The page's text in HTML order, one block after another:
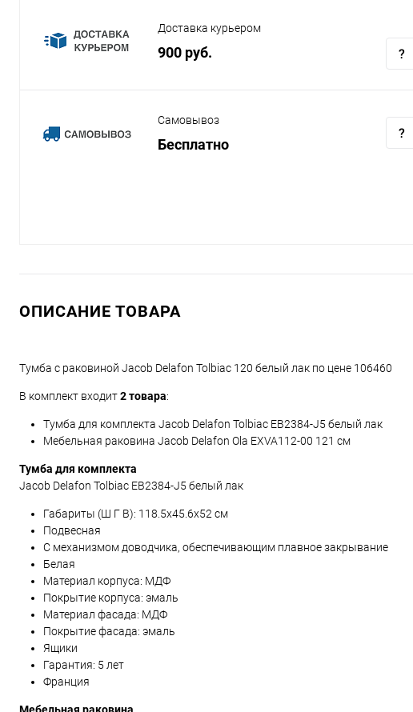
Доставка курьером
900 руб.
Самовывоз
Бесплатно
ОПИСАНИЕ ТОВАРА
Тумба с раковиной Jacob Delafon Tolbiac 120 белый лак по цене 106460
В комплект входит2 товара:
Тумба для комплекта Jacob Delafon Tolbiac EB2384-J5 белый лак
Мебельная раковина Jacob Delafon Ola EXVA112-00 121 см
Тумба для комплекта
Jacob Delafon Tolbiac EB2384-J5 белый лак
Габариты (Ш Г В): 118.5x45.6x52 см
Подвесная
С механизмом доводчика, обеспечивающим плавное закрывание
Белая
Материал корпуса: МДФ
Покрытие корпуса: эмаль
Материал фасада: МДФ
Покрытие фасада: эмаль
Ящики
Гарантия: 5 лет
Франция